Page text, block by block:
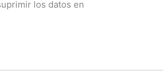
los datos en